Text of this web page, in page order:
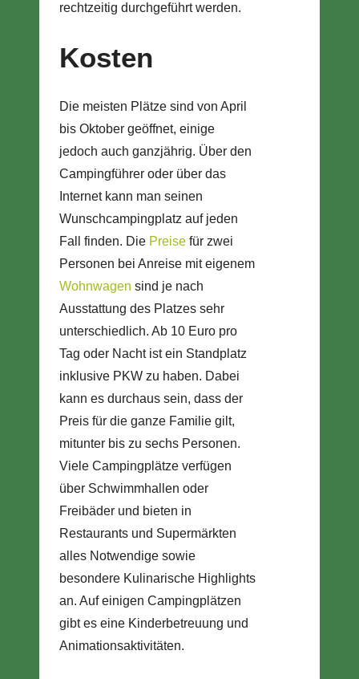
rechtzeitig durchgeführt werden.
Kosten
Die meisten Plätze sind von April
bis Oktober geöffnet, einige
jedoch auch ganzjährig. Über den
Campingführer oder über das
Internet kann man seinen
Wunschcampingplatz auf jeden
Fall finden. Die Preise für zwei
Personen bei Anreise mit eigenem
Wohnwagen sind je nach
Ausstattung des Platzes sehr
unterschiedlich. Ab 10 Euro pro
Tag oder Nacht ist ein Standplatz
inklusive PKW zu haben. Dabei
kann es durchaus sein, dass der
Preis für die ganze Familie gilt,
mitunter bis zu sechs Personen.
Viele Campingplätze verfügen
über Schwimmhallen oder
Freibäder und bieten in
Restaurants und Supermärkten
alles Notwendige sowie
besondere Kulinarische Highlights
an. Auf einigen Campingplätzen
gibt es eine Kinderbetreuung und
Animationsaktivitäten.